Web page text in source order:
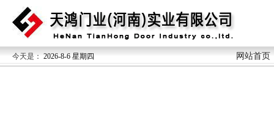
今天是： 2026-8-6 星期四 网站首页